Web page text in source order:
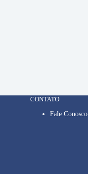
CONTATO
Fale Conosco